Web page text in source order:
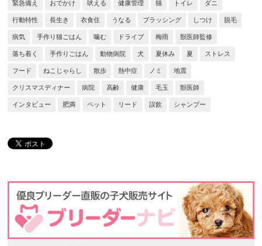
緊急備え おでかけ 吠える 健康管理 猫 トイレ ダニ
行動特性 長生き 衣食住 うなる ブラッシング しつけ 脱毛
病気 手作り猫ごはん 噛む ドライブ 梅雨 獣医師監修
落ち着く 手作りごはん 動物病院 犬 夏休み 夏 ストレス
フード ねこじゃらし 散歩 熱中症 ノミ 地震
クリスマスディナー 病院 高齢 健康 毛玉 獣医師
インタビュー 肥満 ペット リード 誤飲 シャンプー